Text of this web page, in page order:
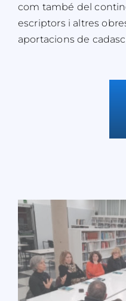
com també del
escriptors i altres
aportacions de